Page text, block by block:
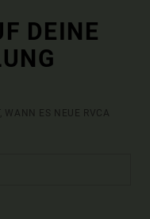
DEINE
WANN ES NEUE RVCA